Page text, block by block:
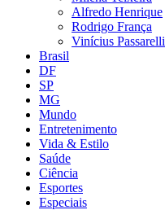
Alfredo Henrique
Rodrigo França
Vinícius Passarelli
Brasil
DF
SP
MG
Mundo
Entretenimento
Vida & Estilo
Saúde
Ciência
Esportes
Especiais